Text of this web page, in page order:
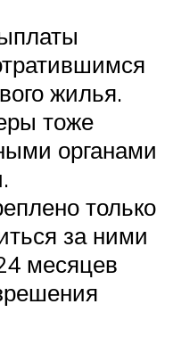
жилья.
тоже
органами
только
за ними
месяцев